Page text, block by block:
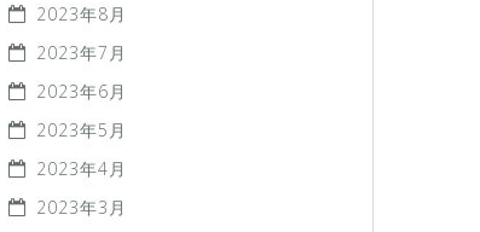
2023年8月
2023年7月
2023年6月
2023年5月
2023年4月
2023年3月